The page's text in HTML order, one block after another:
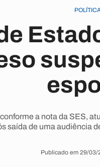
a nota da SES,
saída de uma audiência
Publicado em 29/03/